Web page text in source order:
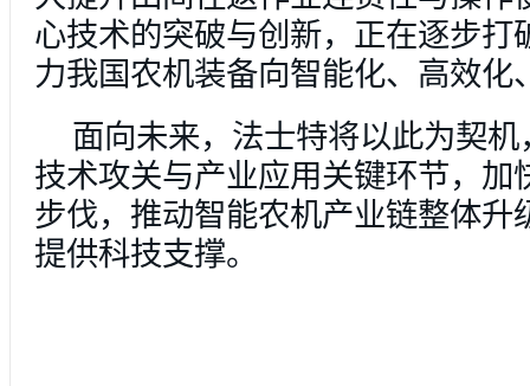
心技术的突破与创新，正在逐步打
力我国农机装备向智能化、高效化
面向未来，法士特将以此为契
技术攻关与产业应用关键环节，加
步伐，推动智能农机产业链整体升
提供科技支撑。